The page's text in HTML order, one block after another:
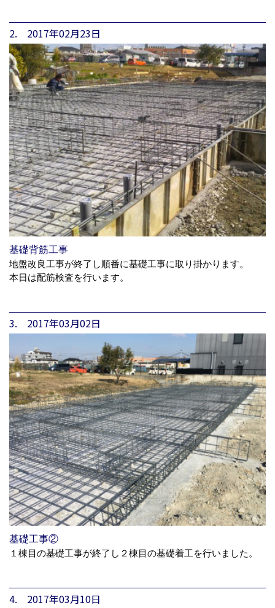
2. 2017年02月23日
基礎背筋工事
地盤改良工事が終了し順番に基礎工事に取り掛かります。
本日は配筋検査を行います。
3. 2017年03月02日
基礎工事②
１棟目の基礎工事が終了し２棟目の基礎着工を行いました。
4. 2017年03月10日